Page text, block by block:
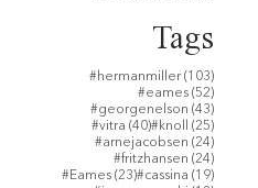
Tags
#hermanmiller (103)103
#eames (52)52
#georgenelson (43)43
#vitra (40)40 posts
#knoll (25)25
#arnejacobsen (24)24
#fritzhansen (24)24
#Eames (23)23 posts
#cassina (19)19